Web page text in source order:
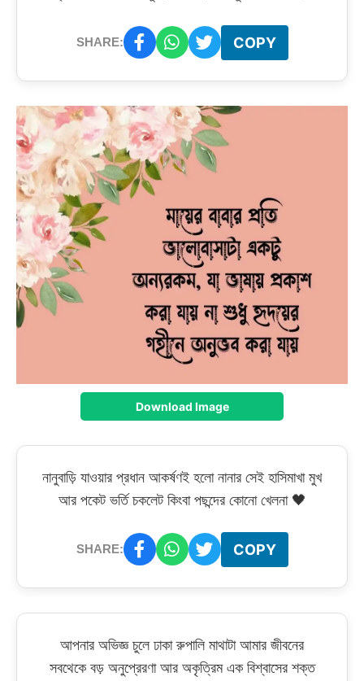
SHARE: COPY
Download Image
নানুবাড়ি যাওয়ার প্রধান আকর্ষণই হলো নানার সেই হাসিমাখা মুখ
আর পকেট ভর্তি চকলেট কিংবা পছন্দের কোনো খেলনা 🖤
SHARE: COPY
আপনার অভিজ্ঞ চুলে ঢাকা রুপালি মাথাটা আমার জীবনের
সবথেকে বড় অনুপ্রেরণা আর অকৃত্রিম এক বিশ্বাসের শক্ত